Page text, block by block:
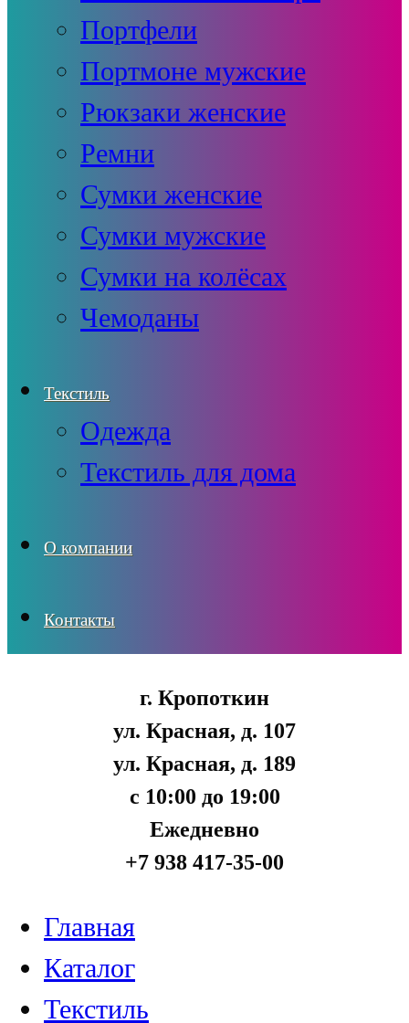
Портфели
Портмоне мужские
Рюкзаки женские
Ремни
Сумки женские
Сумки мужские
Сумки на колёсах
Чемоданы
Текстиль
Одежда
Текстиль для дома
О компании
Контакты
г. Кропоткин
ул. Красная, д. 107
ул. Красная, д. 189
с 10:00 до 19:00
Ежедневно
+7 938 417-35-00
Главная
Каталог
Текстиль